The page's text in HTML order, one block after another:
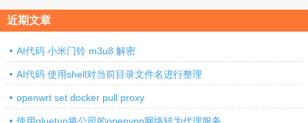
近期文章
AI代码 小米门铃 m3u8 解密
AI代码 使用shell对当前目录文件名进行整理
openwrt set docker pull proxy
使用gluetun将公司的openvpn网络转为代理服务